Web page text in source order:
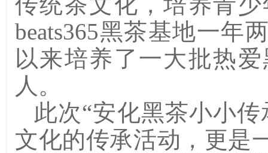
beats365黑茶基地一年
以来培养了一大批热
人。
此次“安化黑茶小小传
文化的传承活动，更是